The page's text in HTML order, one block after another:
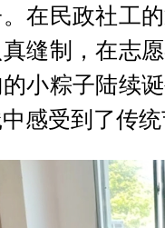
在民政社工
缝制，在志
小粽子陆续
感受到了传